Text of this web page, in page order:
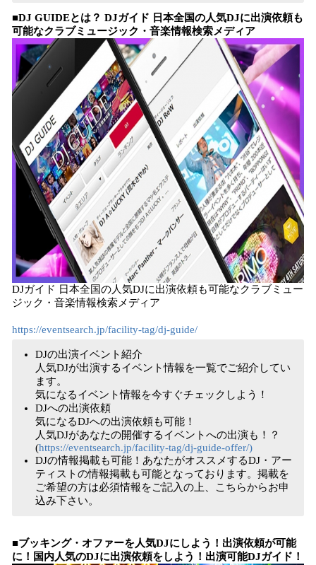
■DJ GUIDEとは？ DJガイド 日本全国の人気DJに出演依頼も
可能なクラブミュージック・音楽情報検索メディア
DJガイド 日本全国の人気DJに出演依頼も可能なクラブミュー
ジック・音楽情報検索メディア
https://eventsearch.jp/facility-tag/dj-guide/
DJの出演イベント紹介
人気DJが出演するイベント情報を一覧でご紹介してい
ます。
気になるイベント情報を今すぐチェックしよう！
DJへの出演依頼
気になるDJへの出演依頼も可能！
人気DJがあなたの開催するイベントへの出演も！？
(https://eventsearch.jp/facility-tag/dj-guide-offer/)
DJの情報掲載も可能！あなたがオススメするDJ・アー
ティストの情報掲載も可能となっております。掲載を
ご希望の方は必須情報をご記入の上、こちらからお申
込み下さい。
■ブッキング・オファーを人気DJにしよう！出演依頼が可能
に！国内人気のDJに出演依頼をしよう！出演可能DJガイド！